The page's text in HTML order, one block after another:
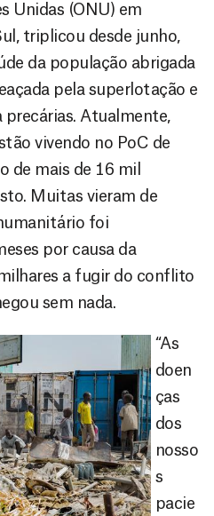
Unidas (ONU) em
triplicou desde junho,
da população abrigada
pela superlotação e
precárias. Atualmente,
vivendo no PoC de
de mais de 16 mil
Muitas vieram de
foi
por causa da
a fugir do conflito
sem nada.
“As
doen
ças
dos
nosso
s
pacie